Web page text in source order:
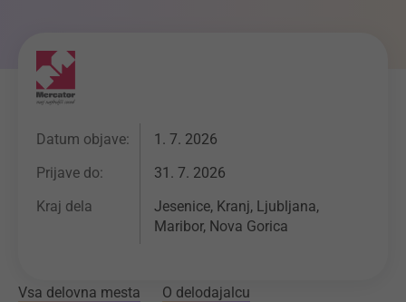
Datum objave:
1. 7. 2026
Prijave do:
31. 7. 2026
Kraj dela
Jesenice, Kranj, Ljubljana,
Maribor, Nova Gorica
Vsa delovna mesta O delodajalcu